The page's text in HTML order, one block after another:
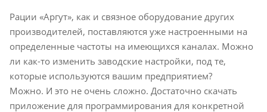
Рации «Аргут», как и связное оборудование других
производителей, поставляются уже настроенными на
определенные частоты на имеющихся каналах. Можно
ли как-то изменить заводские настройки, под те,
которые используются вашим предприятием?
Можно. И это не очень сложно. Достаточно скачать
приложение для программирования для конкретной